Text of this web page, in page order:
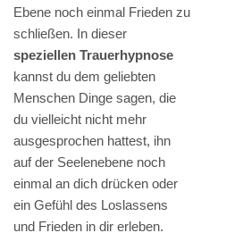
Ebene noch einmal Frieden zu
schließen. In dieser
speziellen Trauerhypnose
kannst du dem geliebten
Menschen Dinge sagen, die
du vielleicht nicht mehr
ausgesprochen hattest, ihn
auf der Seelenebene noch
einmal an dich drücken oder
ein Gefühl des Loslassens
und Frieden in dir erleben.